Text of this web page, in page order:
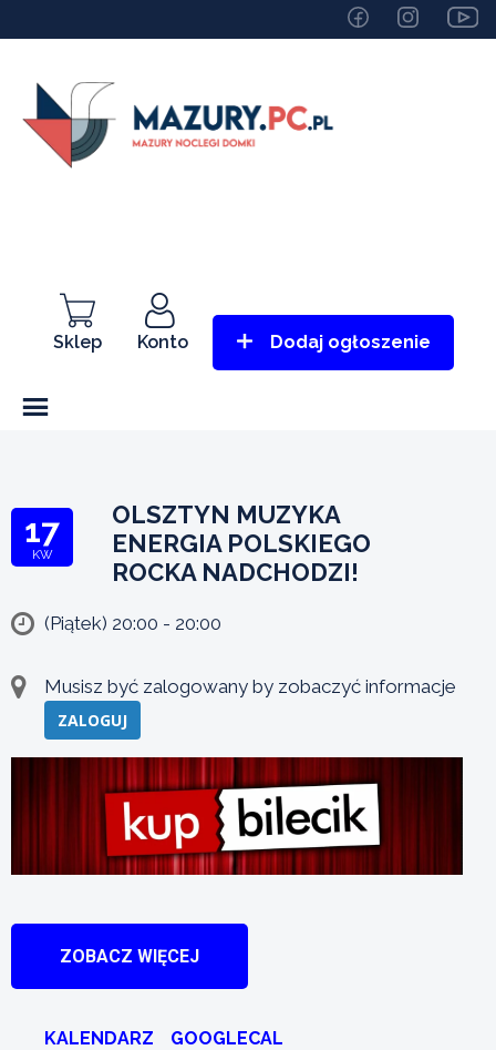
Sklep Konto Dodaj ogłoszenie
17
KW
OLSZTYN MUZYKA
ENERGIA POLSKIEGO
ROCKA NADCHODZI!
(Piątek) 20:00 - 20:00
Musisz być zalogowany by zobaczyć informacje
ZALOGUJ
ZOBACZ WIĘCEJ
KALENDARZ GOOGLECAL